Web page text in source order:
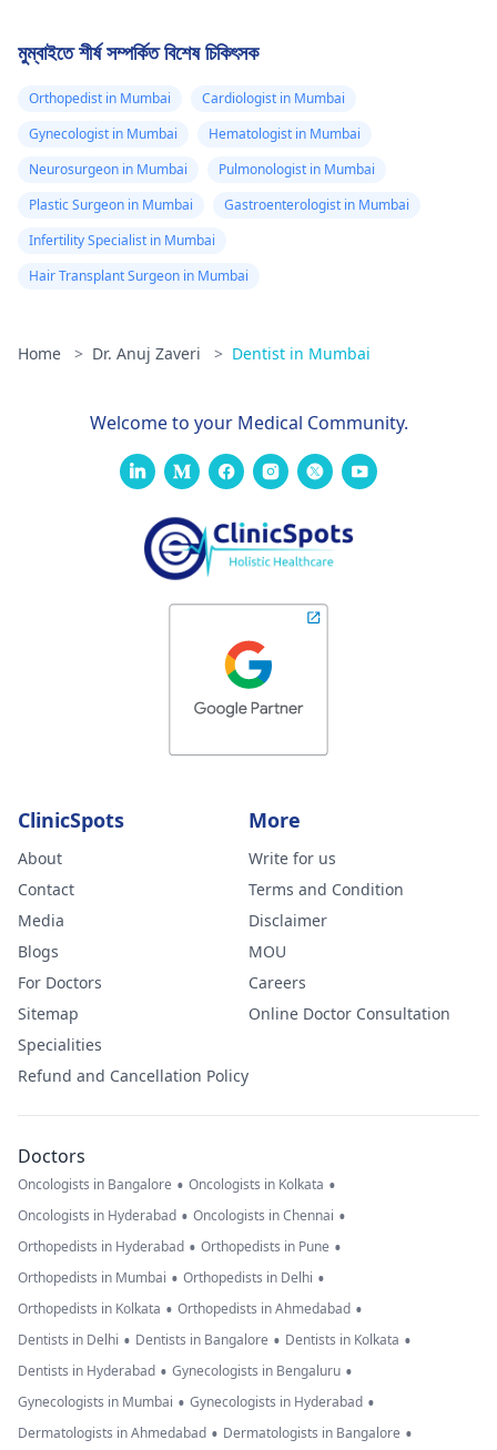
মুম্বাইতে শীর্ষ সম্পর্কিত বিশেষ চিকিৎসক
Orthopedist in Mumbai
Cardiologist in Mumbai
Gynecologist in Mumbai
Hematologist in Mumbai
Neurosurgeon in Mumbai
Pulmonologist in Mumbai
Plastic Surgeon in Mumbai
Gastroenterologist in Mumbai
Infertility Specialist in Mumbai
Hair Transplant Surgeon in Mumbai
Home > Dr. Anuj Zaveri > Dentist in Mumbai
Welcome to your Medical Community.
ClinicSpots
About
Contact
Media
Blogs
For Doctors
Sitemap
Specialities
Refund and Cancellation Policy
More
Write for us
Terms and Condition
Disclaimer
MOU
Careers
Online Doctor Consultation
Doctors
Oncologists in Bangalore • Oncologists in Kolkata •
Oncologists in Hyderabad • Oncologists in Chennai •
Orthopedists in Hyderabad • Orthopedists in Pune •
Orthopedists in Mumbai • Orthopedists in Delhi •
Orthopedists in Kolkata • Orthopedists in Ahmedabad •
Dentists in Delhi • Dentists in Bangalore • Dentists in Kolkata •
Dentists in Hyderabad • Gynecologists in Bengaluru •
Gynecologists in Mumbai • Gynecologists in Hyderabad •
Dermatologists in Ahmedabad • Dermatologists in Bangalore •